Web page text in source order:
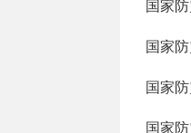
国家
国家
国家
国家